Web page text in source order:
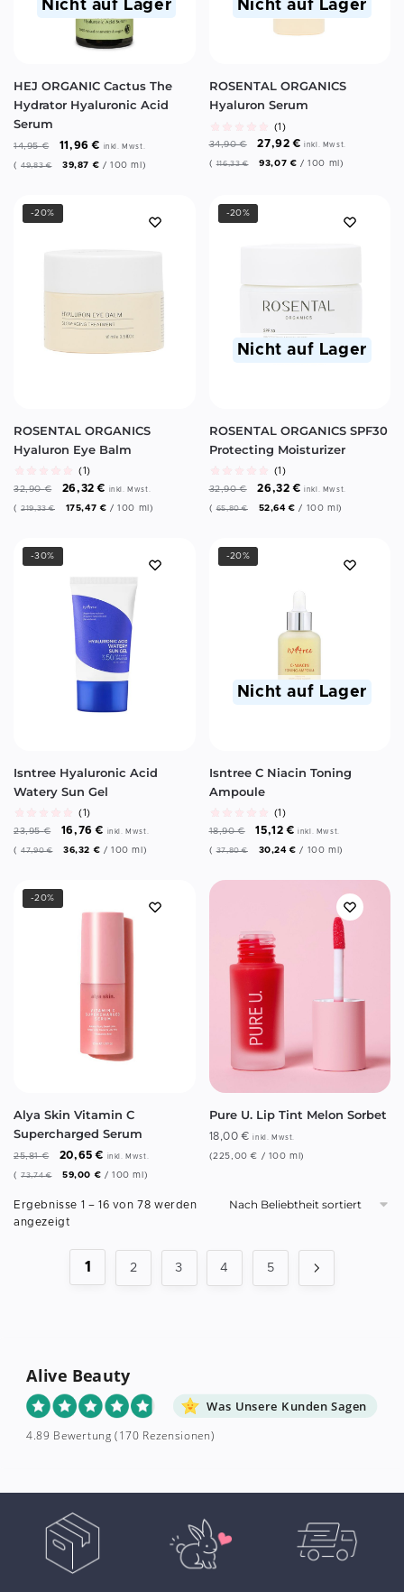
Nicht auf Lager
HEJ ORGANIC Cactus The
Hydrator Hyaluronic Acid
Serum
14,95€ 11,96€ inkl. Mwst.
(49,83€ 39,87€ /100 ml )
Nicht auf Lager
ROSENTAL ORGANICS
Hyaluron Serum
(1)
34,90€ 27,92€ inkl. Mwst.
(116,33€ 93,07€ /100 ml )
-20%
ROSENTAL ORGANICS
Hyaluron Eye Balm
(1)
32,90€ 26,32€ inkl. Mwst.
(219,33€ 175,47€ /100 ml )
-20%
Nicht auf Lager
ROSENTAL ORGANICS SPF30
Protecting Moisturizer
(1)
32,90€ 26,32€ inkl. Mwst.
(65,80€ 52,64€ / 100 ml)
-30%
Isntree Hyaluronic Acid
Watery Sun Gel
(1)
23,95€ 16,76€ inkl. Mwst.
(47,90€ 36,32€ /100 ml )
-20%
Nicht auf Lager
Isntree C Niacin Toning
Ampoule
(1)
18,90€ 15,12€ inkl. Mwst.
(37,80€ 30,24€ / 100 ml)
-20%
Alya Skin Vitamin C
Supercharged Serum
25,81€ 20,65€ inkl. Mwst.
(73,74€ 59,00€ /100 ml )
Pure U. Lip Tint Melon Sorbet
18,00€ inkl. Mwst.
(225,00€ / 100 ml)
Ergebnisse 1 – 16 von 78 werden
angezeigt
1 2 3 4 5
Alive Beauty
Was Unsere Kunden Sagen
4.89 Bewertung (170 Rezensionen)